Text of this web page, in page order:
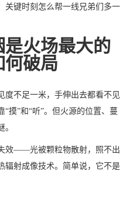
关键时刻怎么帮一线兄弟们多一
火场最大的
何破局
度不足一米，手伸出去都看不见
摸”和“听”。但火源的位置、蔓
效——光被颗粒物散射，照不出
辐射成像技术。简单说，它不是